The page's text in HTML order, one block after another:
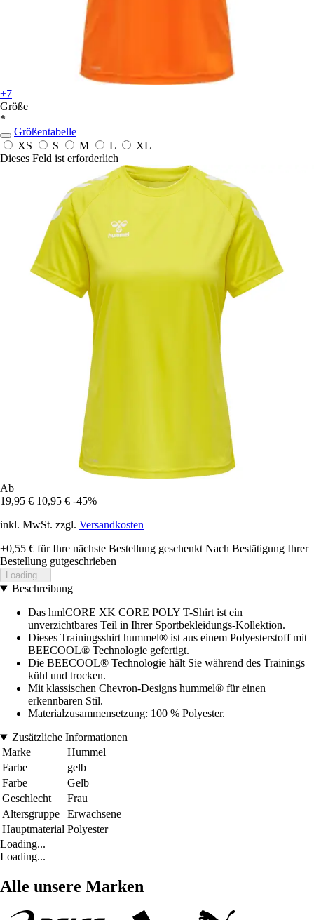
+7
Größe
*
Größentabelle
XS
S M L
XL
Dieses Feld ist erforderlich
Ab
19,95 € 10,95 € -45%
inkl. MwSt. zzgl. Versandkosten
+0,55 € für Ihre nächste Bestellung geschenkt Nach Bestätigung Ihrer
Bestellung gutgeschrieben
Loading...
Beschreibung
Das hmlCORE XK CORE POLY T-Shirt ist ein
unverzichtbares Teil in Ihrer Sportbekleidungs-Kollektion.
Dieses Trainingsshirt hummel® ist aus einem Polyesterstoff mit
BEECOOL® Technologie gefertigt.
Die BEECOOL® Technologie hält Sie während des Trainings
kühl und trocken.
Mit klassischen Chevron-Designs hummel® für einen
erkennbaren Stil.
Materialzusammensetzung: 100 % Polyester.
Zusätzliche Informationen
Marke
Hummel
Farbe
gelb
Farbe
Gelb
Geschlecht
Frau
Altersgruppe
Erwachsene
Hauptmaterial Polyester
Loading...
Loading...
Alle unsere Marken